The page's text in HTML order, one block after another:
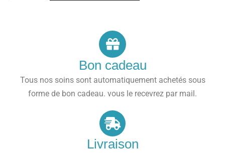
Bon cadeau
Tous nos soins sont automatiquement achetés sous
forme de bon cadeau. vous le recevrez par mail.
Livraison